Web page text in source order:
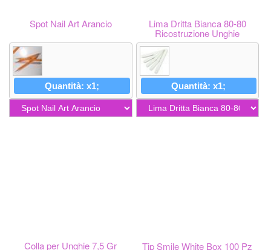
Spot Nail Art Arancio
Quantità: x1;
Lima Dritta Bianca 80-80
Ricostruzione Unghie
Quantità: x1;
Colla per Unghie 7,5 Gr Tip Smile White Box 100 Pz